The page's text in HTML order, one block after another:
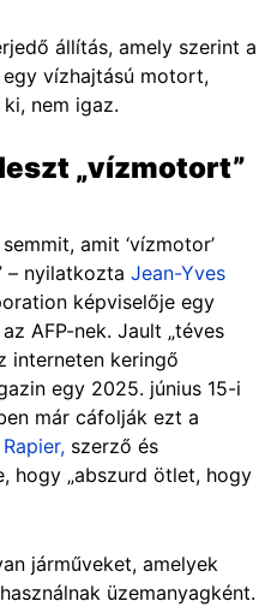
állítás, amely szerint a
vízhajtású motort,
nem igaz.
„vízmotort”
amit ‘vízmotor’
– nyilatkozta Jean-Yves
képviselője egy
AFP-nek. Jault „téves
interneten keringő
egy 2025. június 15-i
már cáfolják ezt a
szerző és
hogy „abszurd ötlet, hogy
járműveket, amelyek
üzemanyagként.